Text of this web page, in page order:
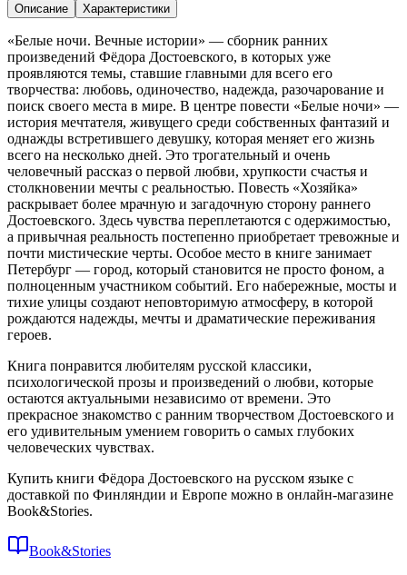
Описание Характеристики
«Белые ночи. Вечные истории» — сборник ранних
произведений Фёдора Достоевского, в которых уже
проявляются темы, ставшие главными для всего его
творчества: любовь, одиночество, надежда, разочарование и
поиск своего места в мире. В центре повести «Белые ночи» —
история мечтателя, живущего среди собственных фантазий и
однажды встретившего девушку, которая меняет его жизнь
всего на несколько дней. Это трогательный и очень
человечный рассказ о первой любви, хрупкости счастья и
столкновении мечты с реальностью. Повесть «Хозяйка»
раскрывает более мрачную и загадочную сторону раннего
Достоевского. Здесь чувства переплетаются с одержимостью,
а привычная реальность постепенно приобретает тревожные и
почти мистические черты. Особое место в книге занимает
Петербург — город, который становится не просто фоном, а
полноценным участником событий. Его набережные, мосты и
тихие улицы создают неповторимую атмосферу, в которой
рождаются надежды, мечты и драматические переживания
героев.
Книга понравится любителям русской классики,
психологической прозы и произведений о любви, которые
остаются актуальными независимо от времени. Это
прекрасное знакомство с ранним творчеством Достоевского и
его удивительным умением говорить о самых глубоких
человеческих чувствах.
Купить книги Фёдора Достоевского на русском языке с
доставкой по Финляндии и Европе можно в онлайн-магазине
Book&Stories.
Book&Stories